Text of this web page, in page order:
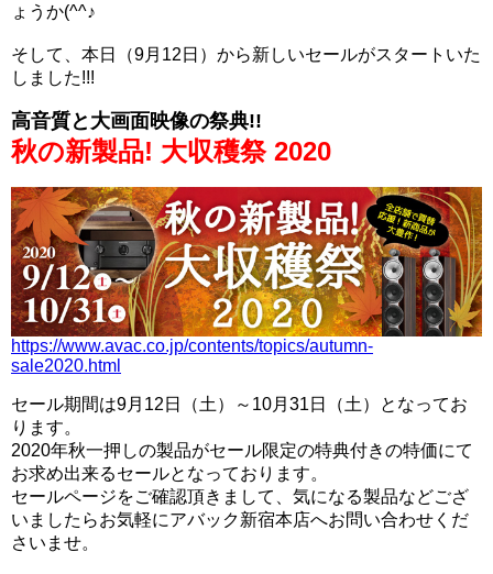
ょうか(^^♪
そして、本日（9月12日）から新しいセールがスタートいた
しました!!!
高音質と大画面映像の祭典!!
秋の新製品! 大収穫祭 2020
https://www.avac.co.jp/contents/topics/autumn-
sale2020.html
セール期間は9月12日（土）～10月31日（土）となってお
ります。
2020年秋一押しの製品がセール限定の特典付きの特価にて
お求め出来るセールとなっております。
セールページをご確認頂きまして、気になる製品などござ
いましたらお気軽にアバック新宿本店へお問い合わせくだ
さいませ。